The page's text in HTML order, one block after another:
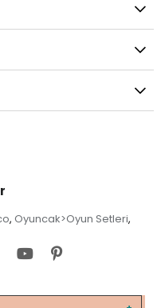
, Oyuncak>Oyun Setleri,